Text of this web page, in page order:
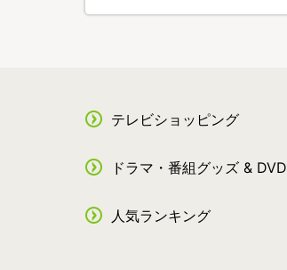
テレビショッピング
ドラマ・番組グッズ & DVD
人気ランキング